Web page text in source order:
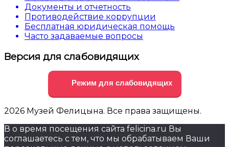
Документы и отчетность
Противодействие коррупции
Бесплатная юридическая помощь
Часто задаваемые вопросы
Версия для слабовидящих
Режим для слабовидящих
2026 Музей Фелицына. Все права защищены.
В о время посещения сайта felicina.ru Вы
соглашаетесь с тем, что мы обрабатываем Ваши